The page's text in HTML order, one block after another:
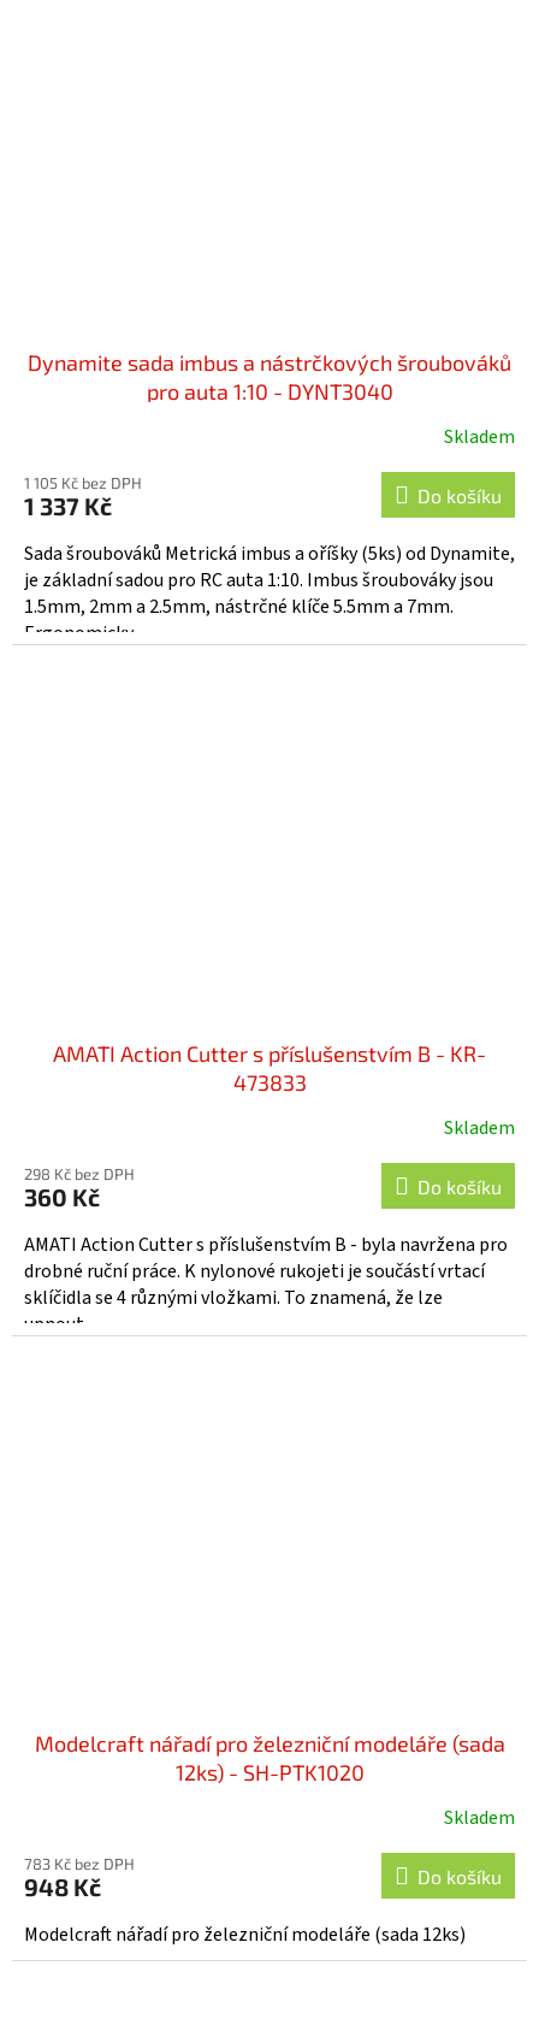
Dynamite sada imbus a nástrčkových šroubováků
pro auta 1:10 - DYNT3040
Skladem
1 105 Kč bez DPH
1 337 Kč Do košíku
Sada šroubováků Metrická imbus a oříšky (5ks) od Dynamite,
je základní sadou pro RC auta 1:10. Imbus šroubováky jsou
1.5mm, 2mm a 2.5mm, nástrčné klíče 5.5mm a 7mm.
Ergonomicky...
AMATI Action Cutter s příslušenstvím B - KR-
473833
Skladem
298 Kč bez DPH
360 Kč Do košíku
AMATI Action Cutter s příslušenstvím B - byla navržena pro
drobné ruční práce. K nylonové rukojeti je součástí vrtací
sklíčidla se 4 různými vložkami. To znamená, že lze
upnout...
Modelcraft nářadí pro železniční modeláře (sada
12ks) - SH-PTK1020
Skladem
783 Kč bez DPH
948 Kč Do košíku
Modelcraft nářadí pro železniční modeláře (sada 12ks)